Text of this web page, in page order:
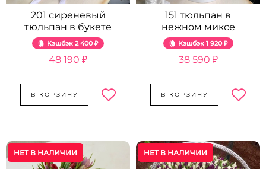
201 сиреневый
тюльпан в букете
Кэшбэк 2 400 ₽
48 190 ₽
В КОРЗИНУ
151 тюльпан в
нежном миксе
Кэшбэк 1 920 ₽
38 590 ₽
В КОРЗИНУ
НЕТ В НАЛИЧИИ НЕТ В НАЛИЧИИ